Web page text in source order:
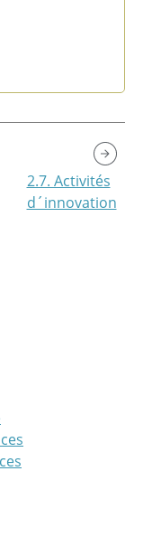
2.7. Activités
d´innovation